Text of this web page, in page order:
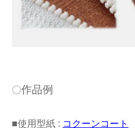
〇作品例
■使用型紙 : コクーンコート